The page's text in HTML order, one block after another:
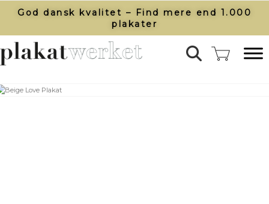
God dansk kvalitet – Find mere end 1.000
plakater​